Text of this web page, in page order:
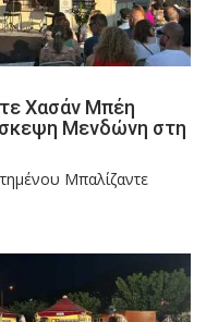
Χασάν Μπέη
Μενδώνη στη
Μπαλίζαντε